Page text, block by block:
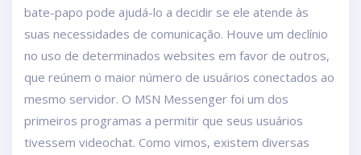
bate-papo pode ajudá-lo a decidir se ele atende às
suas necessidades de comunicação. Houve um declínio
no uso de determinados websites em favor de outros,
que reúnem o maior número de usuários conectados ao
mesmo servidor. O MSN Messenger foi um dos
primeiros programas a permitir que seus usuários
tivessem videochat. Como vimos, existem diversas